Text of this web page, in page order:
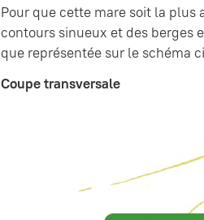
Pour que cette mare soit la plus
contours sinueux et des berges
que représentée sur le schéma
Coupe transversale